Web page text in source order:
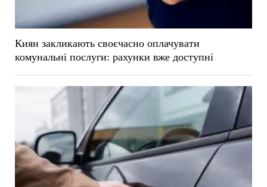
Киян закликають своєчасно оплачувати
комунальні послуги: рахунки вже доступні